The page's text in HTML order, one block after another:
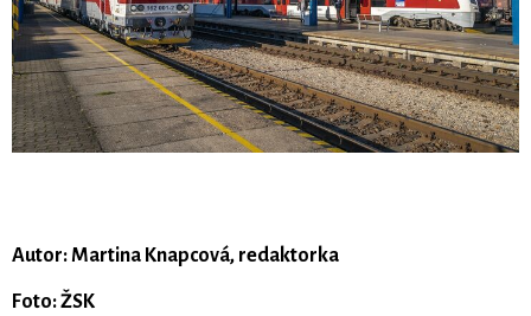
Autor: Martina Knapcová, redaktorka
Foto: ŽSK